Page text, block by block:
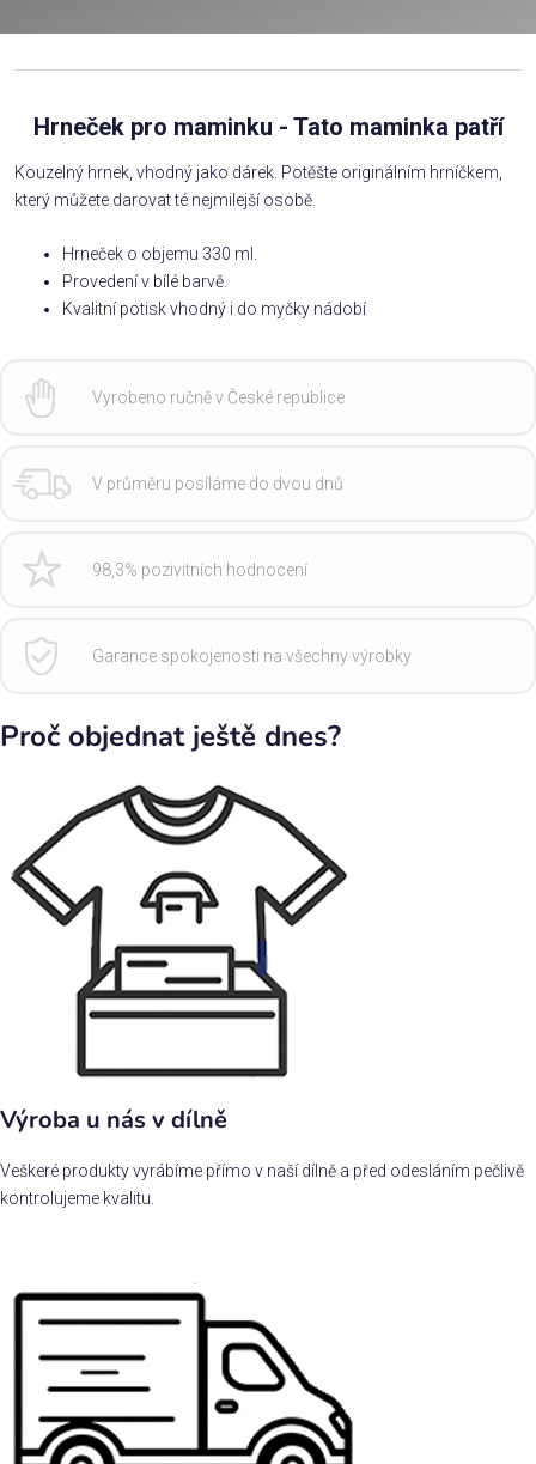
Hrneček pro maminku - Tato maminka patří
Kouzelný hrnek, vhodný jako dárek. Potěšte originálním hrníčkem,
který můžete darovat té nejmilejší osobě.
Hrneček o objemu 330 ml.
Provedení v bílé barvě.
Kvalitní potisk vhodný i do myčky nádobí
Vyrobeno ručně v České republice
V průměru posíláme do dvou dnů
98,3% pozivitních hodnocení
Garance spokojenosti na všechny výrobky
Proč objednat ještě dnes?
Výroba u nás v dílně
Veškeré produkty vyrábíme přímo v naší dílně a před odesláním pečlivě
kontrolujeme kvalitu.